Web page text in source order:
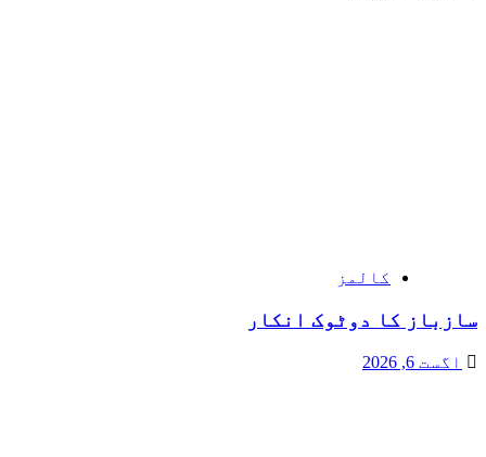
کالمز
سازباز کا دوٹوک انکار
اگست 6, 2026